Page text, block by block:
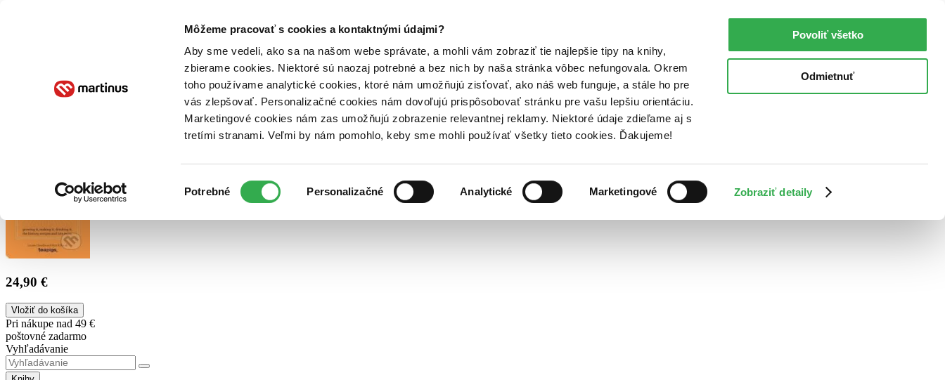
Môžeme pracovať s cookies a kontaktnými údajmi?
Aby sme vedeli, ako sa na našom webe správate, a mohli vám zobraziť tie najlepšie tipy na knihy,
zbierame cookies. Niektoré sú naozaj potrebné a bez nich by naša stránka vôbec nefungovala. Okrem
toho používame analytické cookies, ktoré nám umožňujú zisťovať, ako náš web funguje, a stále ho pre
vás zlepšovať. Personalizačné cookies nám dovoľujú prispôsobovať stránku pre vašu lepšiu orientáciu.
Marketingové cookies nám zas umožňujú zobrazenie relevantnej reklamy. Niektoré údaje zdieľame aj s
tretími stranami. Veľmi by nám pomohlo, keby sme mohli používať všetky tieto cookies. Ďakujeme!
súhlasu
Potrebné Personalizačné Analytické Marketingové Zobraziť detaily
Povoliť všetko
Odmietnuť
Poukážky Kontakt
24,90 €
Vložiť do košíka
Pri nákupe nad 49 €
poštovné zadarmo
Vyhľadávanie